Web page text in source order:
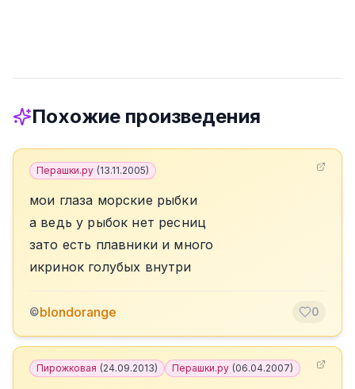
Похожие произведения
Перашки.ру (13.11.2005)
мои глаза морские рыбки
а ведь у рыбок нет ресниц
зато есть плавники и много
икринок голубых внутри
©blondorange 0
Пирожковая (24.09.2013) Перашки.ру (06.04.2007)